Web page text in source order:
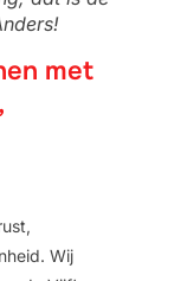
met
Wij